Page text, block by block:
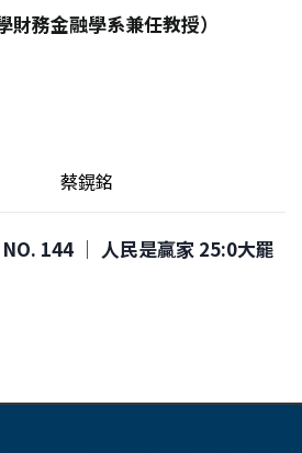
財務金融學系兼任教授）
蔡鎤銘
144 │ 人民是贏家 25:0大罷